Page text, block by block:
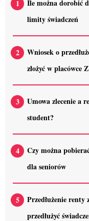
Ile można dorobić
limity świadczeń
Wniosek o
złożyć w placówce
Umowa zlecenie a
student?
Czy można
dla seniorów
Przedłużenie
przedłużyć